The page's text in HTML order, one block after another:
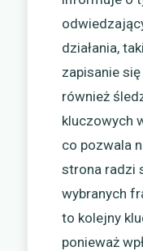
działania,
zapisanie
również
kluczowych
co pozwala
strona radzi
wybranych
to kolejny
ponieważ